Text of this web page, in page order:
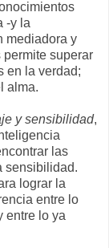
-y la
mediadora y
superar
en la verdad;
alma.
y sensibilidad,
las
sensibilidad.
lograr la
entre lo
entre lo ya